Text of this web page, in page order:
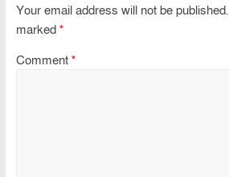
Your email address will not be published.
marked *
Comment *